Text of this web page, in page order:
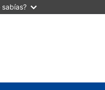
sabías?